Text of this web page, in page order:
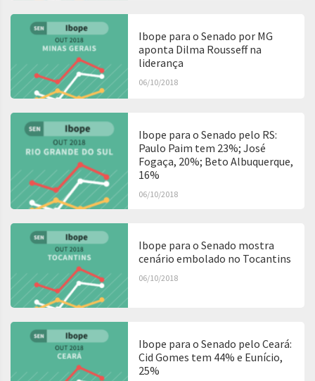
Ibope para o Senado por MG
aponta Dilma Rousseff na
liderança
06/10/2018
Ibope para o Senado pelo RS:
Paulo Paim tem 23%; José
Fogaça, 20%; Beto Albuquerque,
16%
06/10/2018
Ibope para o Senado mostra
cenário embolado no Tocantins
06/10/2018
Ibope para o Senado pelo Ceará:
Cid Gomes tem 44% e Eunício,
25%